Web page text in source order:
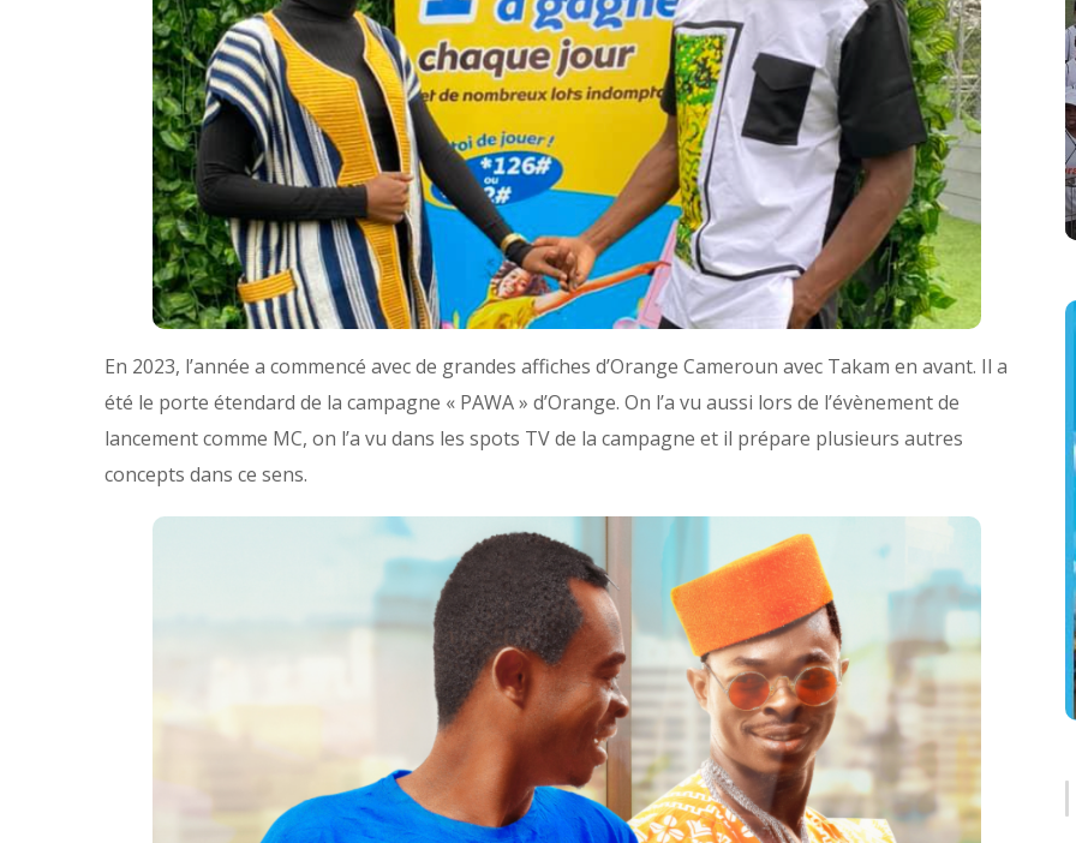
En 2023, l’année a commencé avec de grandes affiches d’Orange Cameroun avec Takam en avant. Il a
été le porte étendard de la campagne « PAWA » d’Orange. On l’a vu aussi lors de l’évènement de
lancement comme MC, on l’a vu dans les spots TV de la campagne et il prépare plusieurs autres
concepts dans ce sens.
2026 : quand Houston
devient une scène
business pour l’Afrique
Briss Mag July 13, 2026